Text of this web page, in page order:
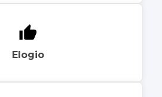
Elogio